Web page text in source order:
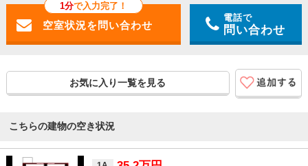
1分で入力完了！
電話で
問い合わせ
お気に入り一覧を見る
こちらの建物の空き状況